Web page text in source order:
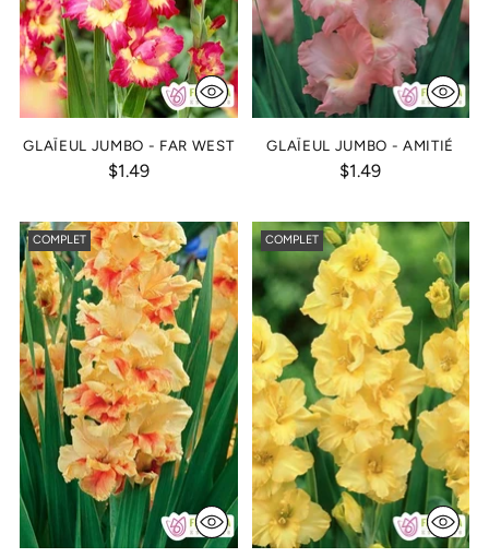
GLAÏEUL JUMBO - FAR WEST
$1.49
GLAÏEUL JUMBO - AMITIÉ
$1.49
COMPLET COMPLET